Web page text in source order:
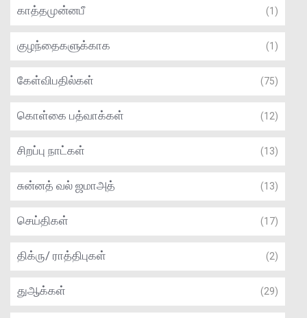
காத்தமுன்னபீ (1)
குழந்தைகளுக்காக (1)
கேள்விபதில்கள் (75)
கொள்கை பத்வாக்கள் (12)
சிறப்பு நாட்கள் (13)
சுன்னத் வல் ஜமாஅத் (13)
செய்திகள் (17)
திக்ரு/ ராத்திபுகள் (2)
துஆக்கள் (29)